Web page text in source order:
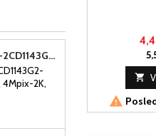
HIKVISION DS-2CD1143G2-LIU-B-(2.8MM), 4MPIX-2K, SMART IR 30M, IP67, POE, MIKROFÓN
2K,

